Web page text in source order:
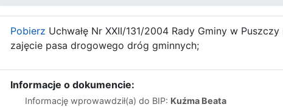
Pobierz Uchwałę Nr XXII/131/2004 Rady Gminy w
zajęcie pasa drogowego dróg gminnych;
Informacje o dokumencie:
Informację wprowawdził(a) do BIP: Kuźma Beata